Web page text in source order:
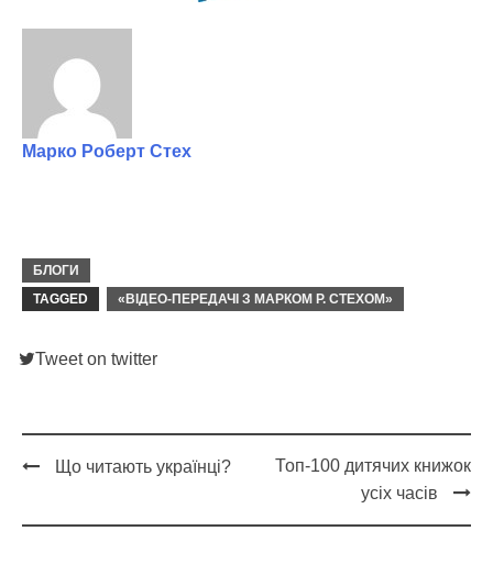
Марко Роберт Стех
БЛОГИ
TAGGED
«ВІДЕО-ПЕРЕДАЧІ З МАРКОМ Р. СТЕХОМ»
Tweet on twitter
navigation
Що читають українці?
Топ-100 дитячих книжок
усіх часів